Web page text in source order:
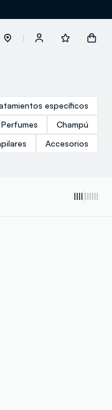
específicos
Perfumes
Champú
Accesorios